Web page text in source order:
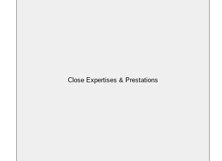
Close Expertises & Prestations